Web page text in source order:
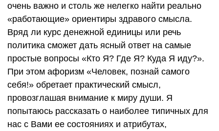
очень важно и столь же нелегко найти реально
«работающие» ориентиры здравого смысла.
Вряд ли курс денежной единицы или речь
политика сможет дать ясный ответ на самые
простые вопросы «Кто Я? Где Я? Куда Я иду?».
При этом афоризм «Человек, познай самого
себя!» обретает практический смысл,
провозглашая внимание к миру души. Я
попытаюсь рассказать о наиболее типичных для
нас с Вами ее состояниях и атрибутах,